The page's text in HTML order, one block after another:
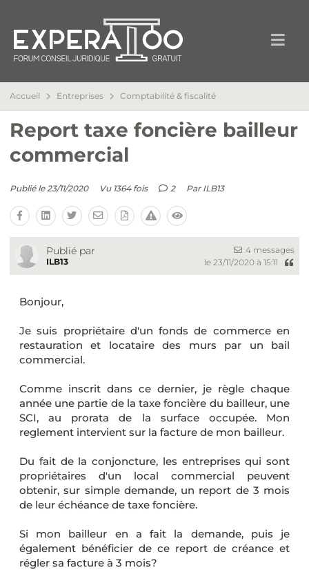
Accueil Entreprises Comptabilité & fiscalité
Report taxe foncière bailleur
commercial
Publié le 23/11/2020 Vu 1364 fois 2 Par ILB13
Publié par
ILB13
4 messages
le 23/11/2020 à 15:11
Bonjour,
Je suis propriétaire d'un fonds de commerce en
restauration et locataire des murs par un bail
commercial.
Comme inscrit dans ce dernier, je règle chaque
année une partie de la taxe foncière du bailleur, une
SCI, au prorata de la surface occupée. Mon
reglement intervient sur la facture de mon bailleur.
Du fait de la conjoncture, les entreprises qui sont
propriétaires d'un local commercial peuvent
obtenir, sur simple demande, un report de 3 mois
de leur échéance de taxe foncière.
Si mon bailleur en a fait la demande, puis je
également bénéficier de ce report de créance et
régler sa facture à 3 mois?